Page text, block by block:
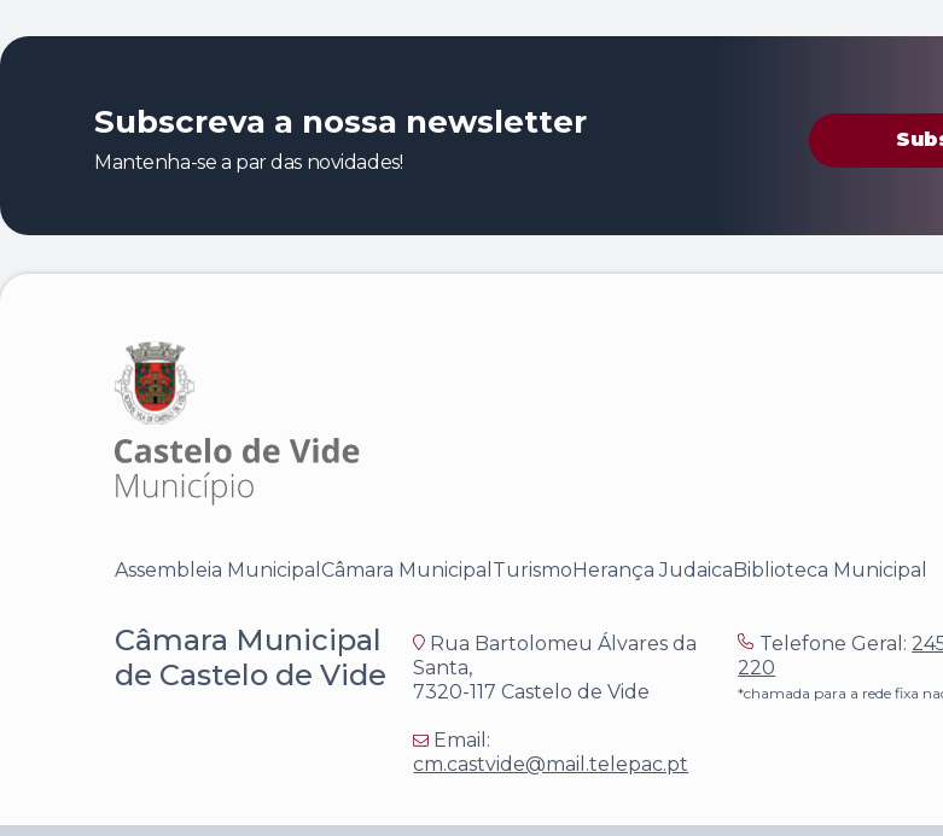
Subscreva a nossa newsletter
Mantenha-se a par das novidades!
Assembleia Municipal Câmara Municipal TurismoHerança JudaicaBiblioteca Municipal
Câmara Municipal
de Castelo de Vide
Rua Bartolomeu Álvares da
Santa,
7320-117 Castelo de Vide
Email:
cm.castvide@mail.telepac.pt
Telefone Geral:
220
*chamada para a rede fixa